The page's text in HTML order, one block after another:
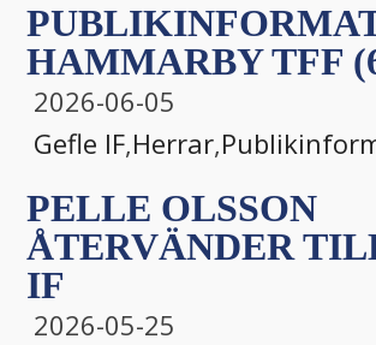
HAMMARBY TFF
2026-06-05
Gefle IF,Herrar,
PELLE OLSSON
ÅTERVÄNDER
IF
2026-05-25